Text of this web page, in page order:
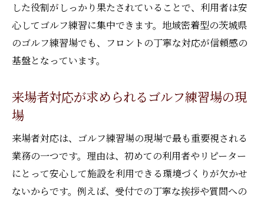
か
アクセスしやすいゴルフ練習場の利便性
初心者も通いやすい茨城県の施設ポイント
初心者も安心なゴルフ練習場選びのコツ
初心者に優しいゴルフ練習場の特徴をチェ
ック
スタッフ対応で選ぶ安心のゴルフ練習場
練習初心者が知っておくべき施設の選び方
ゴルフ練習場デビュー前の確認ポイント集
した役割がしっかり果たされていることで、利用者は安
心してゴルフ練習に集中できます。地域密着型の茨城県
のゴルフ練習場でも、フロントの丁寧な対応が信頼感の
基盤となっています。
来場者対応が求められるゴルフ練習場の現
場
来場者対応は、ゴルフ練習場の現場で最も重要視される
業務の一つです。理由は、初めての利用者やリピーター
にとって安心して施設を利用できる環境づくりが欠かせ
ないからです。例えば、受付での丁寧な挨拶や質問への